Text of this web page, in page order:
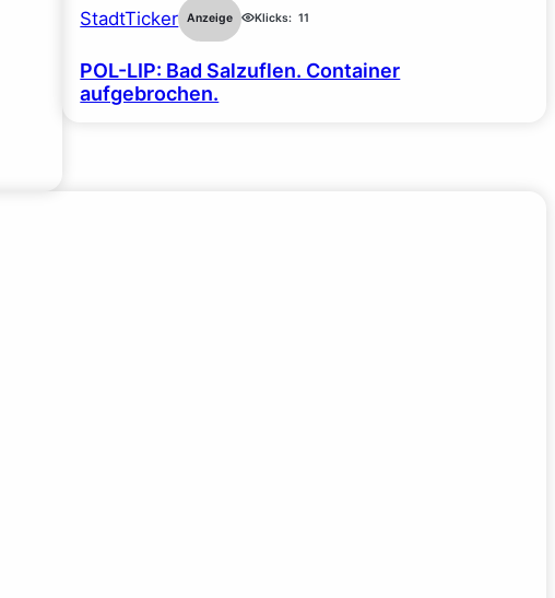
StadtTicker Anzeige Klicks: 11
POL-LIP: Bad Salzuflen. Container
aufgebrochen.